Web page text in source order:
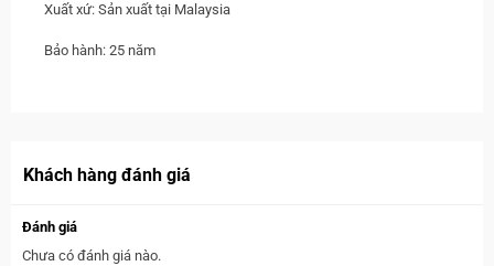
Xuất xứ: Sản xuất tại Malaysia
Bảo hành: 25 năm
Khách hàng đánh giá
Đánh giá
Chưa có đánh giá nào.